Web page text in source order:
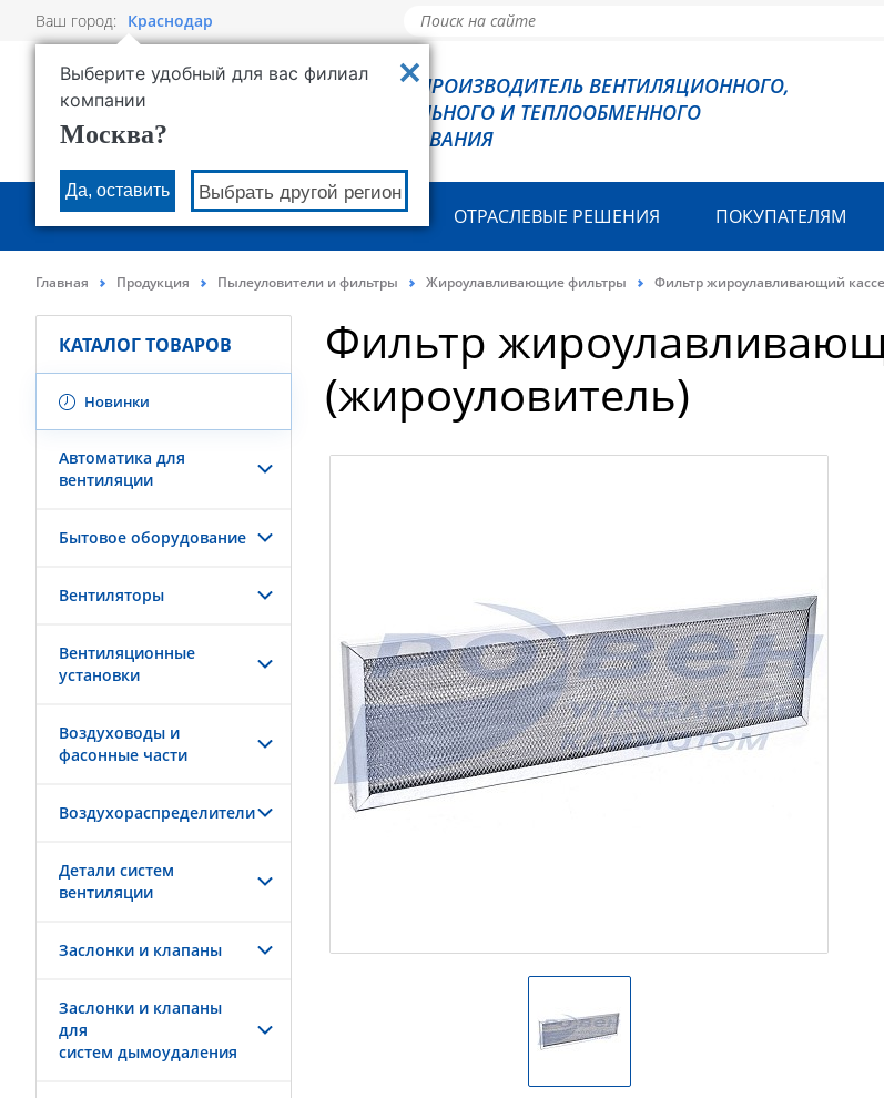
Ваш город: Краснодар
Выберите удобный для вас филиал
компании
Москва?
Да, оставить Выбрать другой регион
РОВЕН - ПРОИЗВОДИТЕЛЬ ВЕНТИЛЯЦИОННОГО,
ХОЛОДИЛЬНОГО И ТЕПЛООБМЕННОГО
ОБОРУДОВАНИЯ
О КОМПАНИИ ПРОДУКЦИЯ ОТРАСЛЕВЫЕ РЕШЕНИЯ ПОКУПАТЕЛЯМ
Главная Продукция Пылеуловители и фильтры Жироулавливающие фильтры Фильтр жироулавливающий
КАТАЛОГ ТОВАРОВ
Новинки
Автоматика для
вентиляции
Бытовое оборудование
Вентиляторы
Вентиляционные
установки
Воздуховоды и
фасонные части
Воздухораспределители
Детали систем
вентиляции
Заслонки и клапаны
Заслонки и клапаны
для
систем дымоудаления
Фильтр
(жироуловитель)